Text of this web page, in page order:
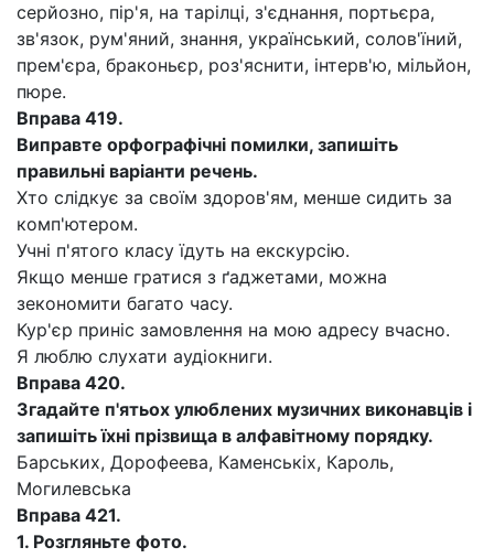
серйозно, пір'я, на тарілці, з'єднання, портьєра,
зв'язок, рум'яний, знання, український, солов'їний,
прем'єра, браконьєр, роз'яснити, інтерв'ю, мільйон,
пюре.
Вправа 419.
Виправте орфографічні помилки, запишіть
правильні варіанти речень.
Хто слідкує за своїм здоров'ям, менше сидить за
комп'ютером.
Учні п'ятого класу їдуть на екскурсію.
Якщо менше гратися з ґаджетами, можна
зекономити багато часу.
Кур'єр приніс замовлення на мою адресу вчасно.
Я люблю слухати аудіокниги.
Вправа 420.
Згадайте п'ятьох улюблених музичних виконавців і
запишіть їхні прізвища в алфавітному порядку.
Барських, Дорофеева, Каменськіх, Кароль,
Могилевська
Вправа 421.
1. Розгляньте фото.